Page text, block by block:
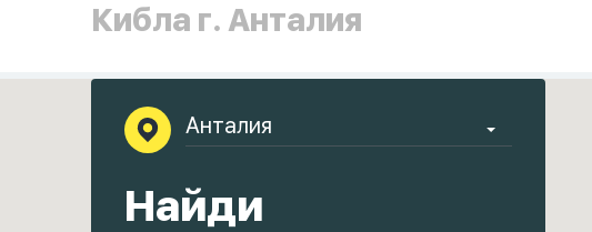
Кибла г. Анталия
Найди